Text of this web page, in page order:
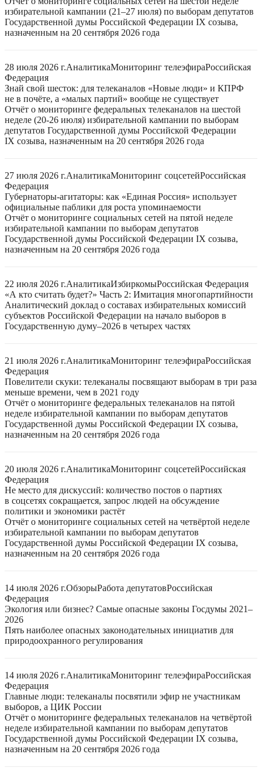
избирательной кампании (21–27 июля) по выборам депутатов
Государственной думы Российской Федерации IX созыва,
назначенным на 20 сентября 2026 года
28 июля 2026 г.АналитикаМониторинг телеэфираРоссийская
Федерация
Знай свой шесток: для телеканалов «Новые люди» и КПРФ
не в почёте, а «малых партий» вообще не существует
Отчёт о мониторинге федеральных телеканалов на шестой
неделе (20-26 июля) избирательной кампании по выборам
депутатов Государственной думы Российской Федерации
IX созыва, назначенным на 20 сентября 2026 года
27 июля 2026 г.АналитикаМониторинг соцсетейРоссийская
Федерация
Губернаторы-агитаторы: как «Единая Россия» использует
официальные паблики для роста упоминаемости
Отчёт о мониторинге социальных сетей на пятой неделе
избирательной кампании по выборам депутатов
Государственной думы Российской Федерации IX созыва,
назначенным на 20 сентября 2026 года
22 июля 2026 г.АналитикаИзбиркомыРоссийская Федерация
«А кто считать будет?» Часть 2: Имитация многопартийности
Аналитический доклад о составах избирательных комиссий
субъектов Российской Федерации на начало выборов в
Государственную думу–2026 в четырех частях
21 июля 2026 г.АналитикаМониторинг телеэфираРоссийская
Федерация
Повелители скуки: телеканалы посвящают выборам в три раза
меньше времени, чем в 2021 году
Отчёт о мониторинге федеральных телеканалов на пятой
неделе избирательной кампании по выборам депутатов
Государственной думы Российской Федерации IX созыва,
назначенным на 20 сентября 2026 года
20 июля 2026 г.АналитикаМониторинг соцсетейРоссийская
Федерация
Не место для дискуссий: количество постов о партиях
в соцсетях сокращается, запрос людей на обсуждение
политики и экономики растёт
Отчёт о мониторинге социальных сетей на четвёртой неделе
избирательной кампании по выборам депутатов
Государственной думы Российской Федерации IX созыва,
назначенным на 20 сентября 2026 года
14 июля 2026 г.ОбзорыРабота депутатовРоссийская
Федерация
Экология или бизнес? Самые опасные законы Госдумы 2021–
2026
Пять наиболее опасных законодательных инициатив для
природоохранного регулирования
14 июля 2026 г.АналитикаМониторинг телеэфираРоссийская
Федерация
Главные люди: телеканалы посвятили эфир не участникам
выборов, а ЦИК России
Отчёт о мониторинге федеральных телеканалов на четвёртой
неделе избирательной кампании по выборам депутатов
Государственной думы Российской Федерации IX созыва,
назначенным на 20 сентября 2026 года